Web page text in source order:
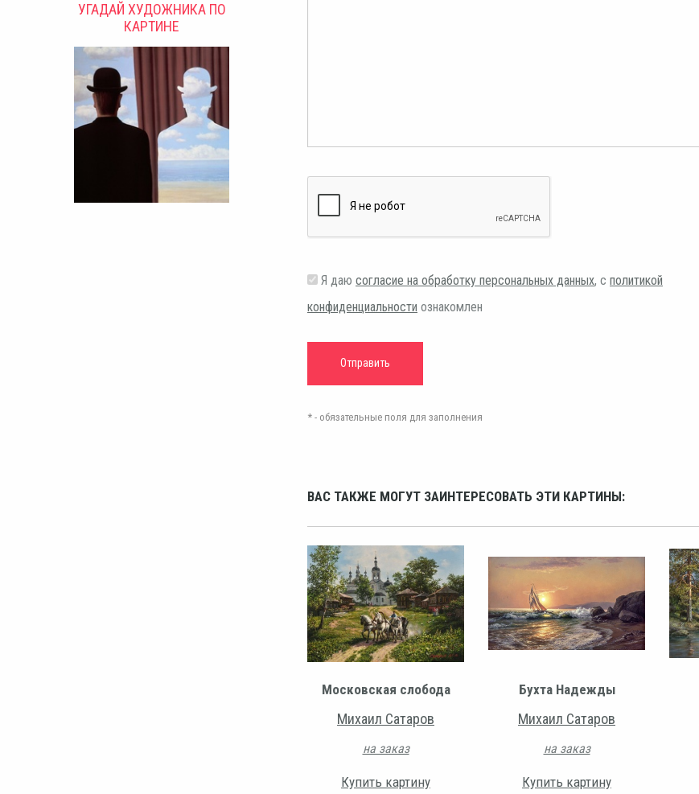
УГАДАЙ ХУДОЖНИКА ПО
КАРТИНЕ
Я даю согласие на обработку персональных данных, с политикой
конфиденциальности ознакомлен
* - обязательные поля для заполнения
ВАС ТАКЖЕ МОГУТ ЗАИНТЕРЕСОВАТЬ ЭТИ КАРТИНЫ:
Московская слобода
Михаил Сатаров
на заказ
Купить картину
Бухта Надежды
Михаил Сатаров
на заказ
Купить картину